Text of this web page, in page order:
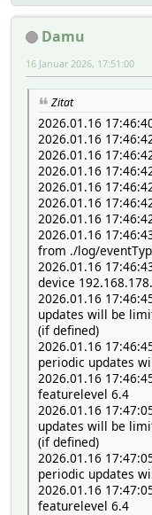
Damu
16 Januar 2026, 17:51:00
Zitat
2026.01.16
2026.01.16
2026.01.16
2026.01.16
2026.01.16
2026.01.16
2026.01.16
2026.01.16
from ./log/
2026.01.16
device
2026.01.16
updates will be
(if defined)
2026.01.16
periodic updates
2026.01.16
featurelevel 6.4
2026.01.16
updates will be
(if defined)
2026.01.16
periodic updates
2026.01.16
featurelevel 6.4